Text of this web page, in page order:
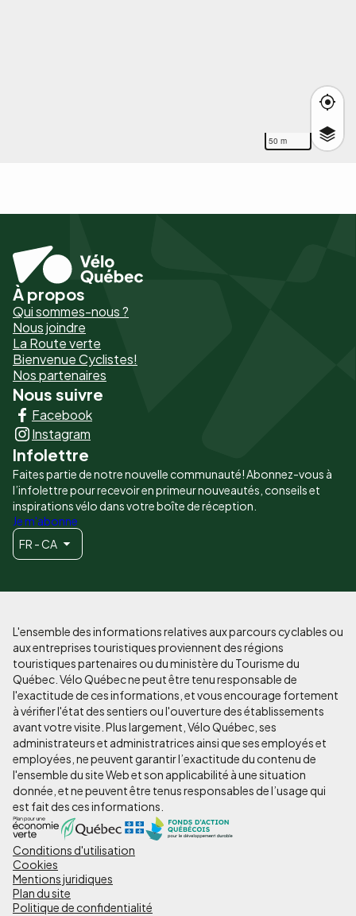
50 m
Pied
de
page
-
Liens
principaux
À propos
Qui sommes-nous ?
Nous joindre
La Route verte
Bienvenue Cyclistes!
Nos partenaires
Nous suivre
Facebook
Instagram
Infolettre
Faites partie de notre nouvelle communauté! Abonnez-vous à
l’infolettre pour recevoir en primeur nouveautés, conseils et
inspirations vélo dans votre boîte de réception.
Je m'abonne
FR - CA
L'ensemble des informations relatives aux parcours cyclables ou
aux entreprises touristiques proviennent des régions
touristiques partenaires ou du ministère du Tourisme du
Québec. Vélo Québec ne peut être tenu responsable de
l'exactitude de ces informations, et vous encourage fortement
à vérifier l'état des sentiers ou l'ouverture des établissements
avant votre visite. Plus largement, Vélo Québec, ses
administrateurs et administratrices ainsi que ses employés et
employées, ne peuvent garantir l’exactitude du contenu de
l'ensemble du site Web et son applicabilité à une situation
donnée, et ne peuvent être tenus responsables de l’usage qui
est fait des ces informations.
Pied
de
page
Conditions d'utilisation
Cookies
Mentions juridiques
Plan du site
Politique de confidentialité